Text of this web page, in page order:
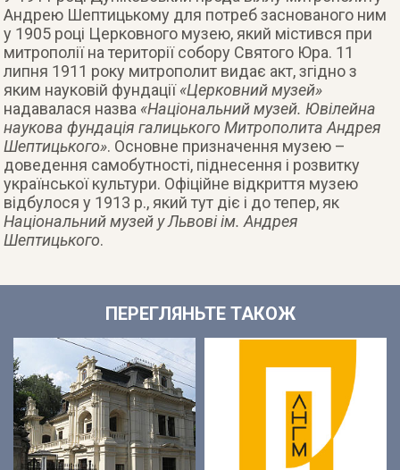
Андрею Шептицькому для потреб заснованого ним
у 1905 році Церковного музею, який містився при
митрополії на території собору Святого Юра. 11
липня 1911 року митрополит видає акт, згідно з
яким науковій фундації«Церковний музей»
надавалася назва «Національний музей. Ювілейна
наукова фундація галицького Митрополита Андрея
Шептицького». Основне призначення музею –
доведення самобутності, піднесення і розвитку
української культури. Офіційне відкриття музею
відбулося у 1913 р., який тут діє і до тепер, як
Національний музей у Львові ім. Андрея
Шептицького.
ПЕРЕГЛЯНЬТЕ ТАКОЖ